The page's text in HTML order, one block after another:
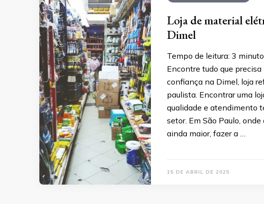
Loja de material
Dimel
Tempo de leitura: 3
Encontre tudo que
confiança na Dimel, loja
paulista. Encontrar uma
qualidade e atendimento
setor. Em São Paulo,
ainda maior, fazer a …
15 DE ABRIL DE 2025